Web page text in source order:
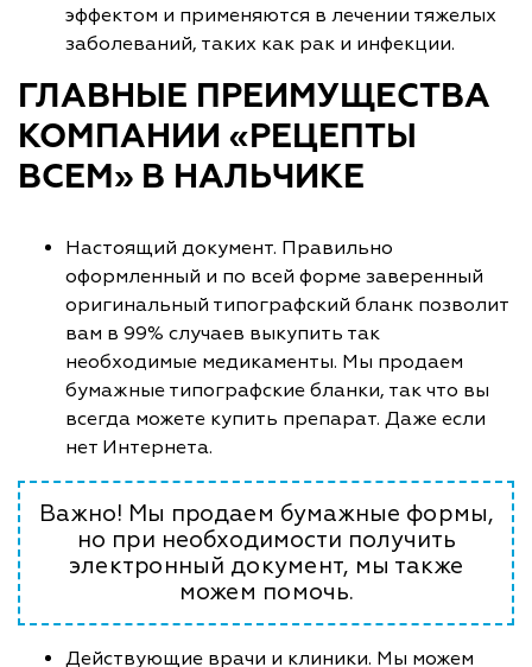
эффектом и применяются в лечении тяжелых
заболеваний, таких как рак и инфекции.
ГЛАВНЫЕ ПРЕИМУЩЕСТВА
КОМПАНИИ «РЕЦЕПТЫ
ВСЕМ» В НАЛЬЧИКЕ
Настоящий документ. Правильно
оформленный и по всей форме заверенный
оригинальный типографский бланк позволит
вам в 99% случаев выкупить так
необходимые медикаменты. Мы продаем
бумажные типографские бланки, так что вы
всегда можете купить препарат. Даже если
нет Интернета.
Важно! Мы продаем бумажные формы,
но при необходимости получить
электронный документ, мы также
можем помочь.
Действующие врачи и клиники. Мы можем